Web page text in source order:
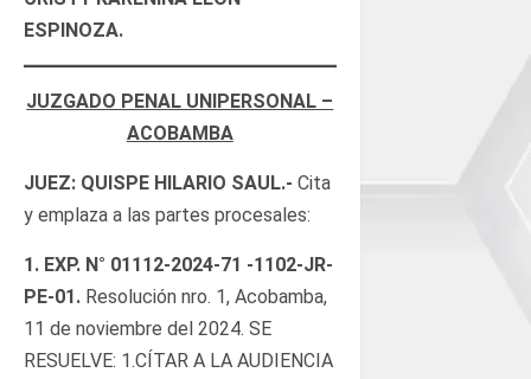
ESPINOZA.
JUZGADO PENAL UNIPERSONAL –
ACOBAMBA
JUEZ: QUISPE HILARIO SAUL.- Cita
y emplaza a las partes procesales:
1. EXP. N° 01112-2024-71 -1102-JR-
PE-01. Resolución nro. 1, Acobamba,
11 de noviembre del 2024. SE
RESUELVE: 1.CÍTAR A LA AUDIENCIA